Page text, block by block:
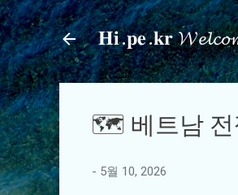
𝐇𝐢.𝐩𝐞.𝐤𝐫
🗺️ 베트남 전
- 5월 10, 2026